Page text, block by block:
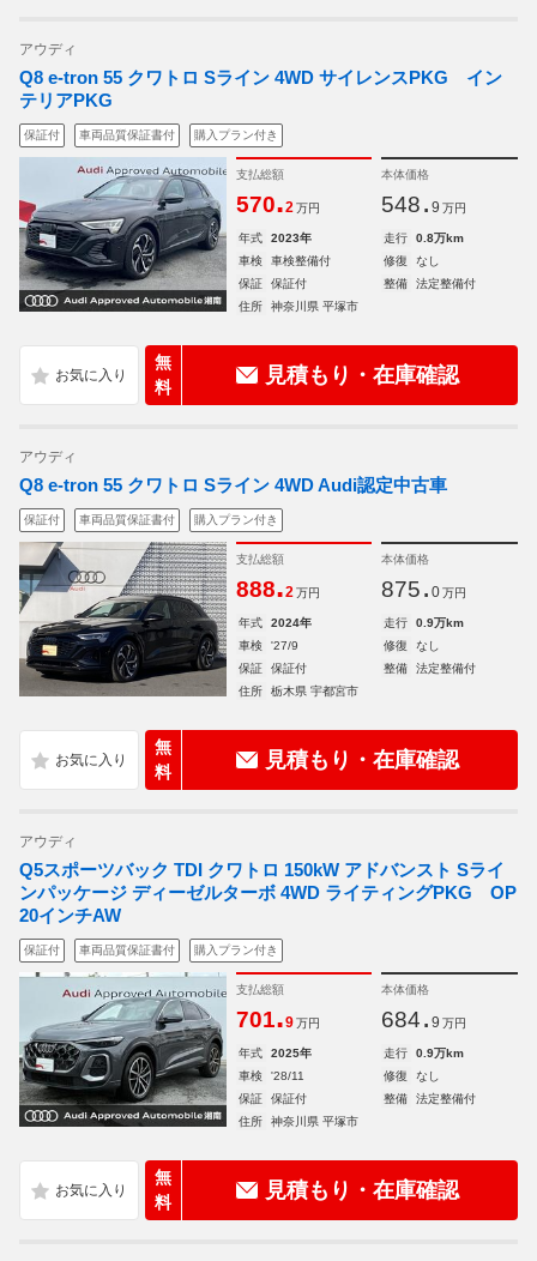
アウディ
Q8 e-tron 55 クワトロ Sライン 4WD サイレンスPKG イン
テリアPKG
保証付 車両品質保証書付 購入プラン付き
支払総額
570.2 万円
本体価格
548. 9 万円
年式 2023年 走行
0.8万km
車検
車検整備付 修復
なし
保証
保証付 整備
法定整備付
住所
神奈川県 平塚市
無
料
見積もり・在庫確認
アウディ
Q8 e-tron 55 クワトロ Sライン 4WD Audi認定中古車
保証付 車両品質保証書付 購入プラン付き
支払総額
888.2 万円
本体価格
875. 0 万円
年式 2024年 走行
0.9万km
車検
'27/9 修復
なし
保証
保証付 整備
法定整備付
住所
栃木県 宇都宮市
無
料
見積もり・在庫確認
アウディ
Q5スポーツバック TDI クワトロ 150kW アドバンスト Sライ
ンパッケージ ディーゼルターボ 4WD ライティングPKG OP
20インチAW
保証付 車両品質保証書付 購入プラン付き
支払総額
701.9 万円
本体価格
684. 9 万円
年式 2025年 走行
0.9万km
車検
'28/11 修復
なし
保証
保証付 整備
法定整備付
住所
神奈川県 平塚市
無
料
見積もり・在庫確認